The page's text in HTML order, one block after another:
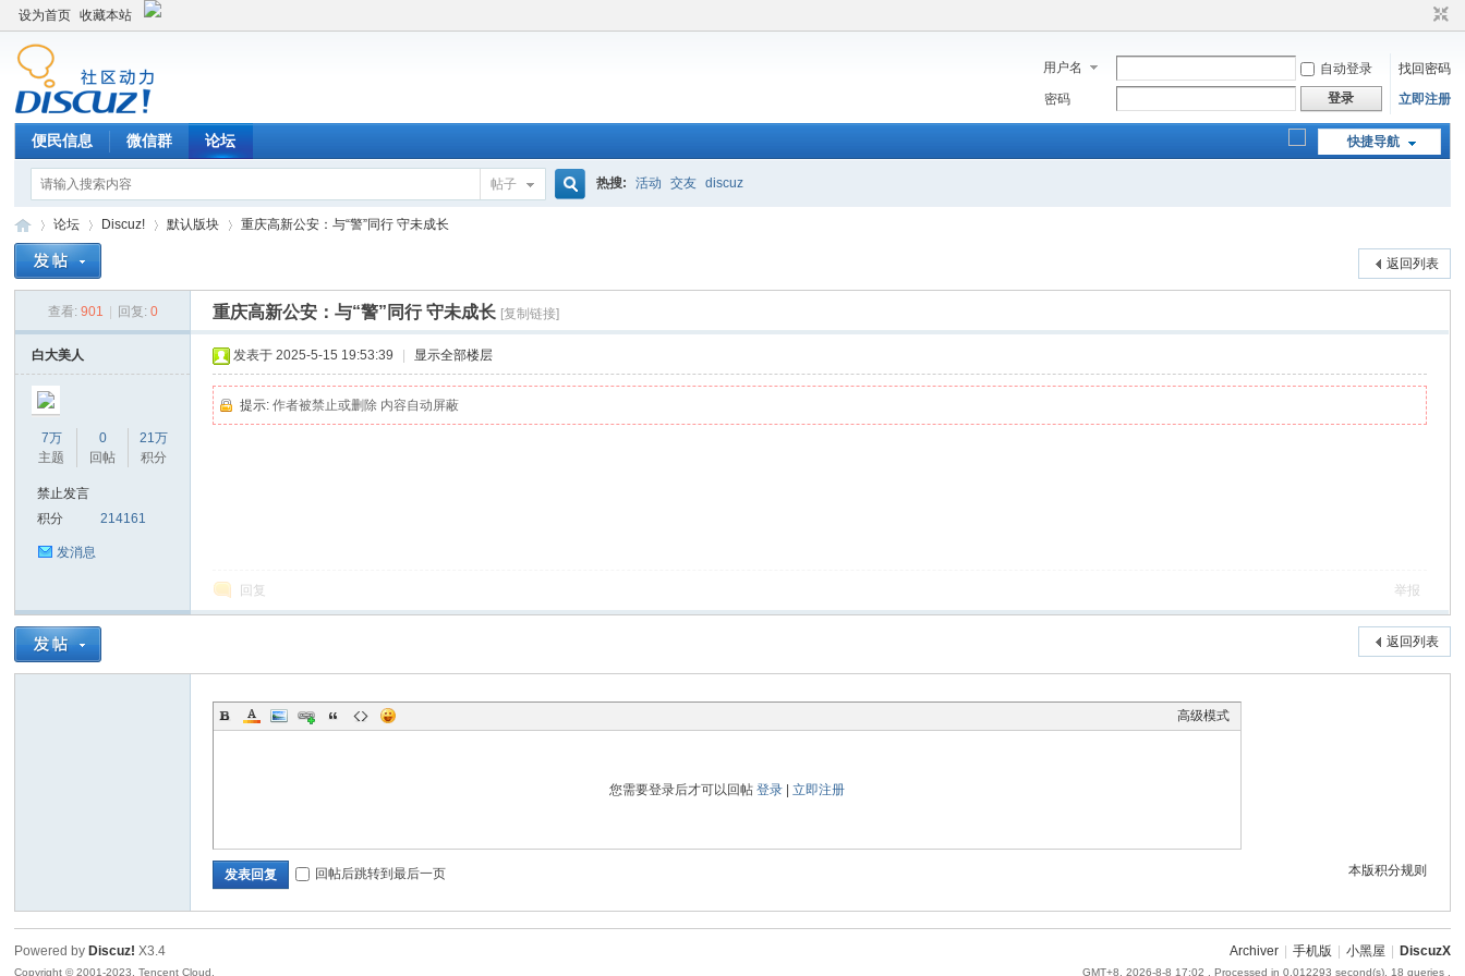
设为首页 收藏本站
用户名 自动登录
找回密码
密码
登录 立即注册
快捷导航
便民信息 微信群 论坛
帖子
索
热搜: 活动 交友 discuz
Bo
论坛
›
Discuz!
›
默认版块
›
重庆高新公安：与“警”同行 守未成长
返回列表
查看: 901 回复: 0 重庆高新公安：与“警”同行 守未成长 [复制链接]
白大美人
7万
主题
0
回帖
21万
积分
禁止发言
积分
214161
发消息
发表于 2025-5-15 19:53:39 显示全部楼层
提示:作者被禁止或删除 内容自动屏蔽
回复 举报
返回列表
高级模式
您需要登录后才可以回帖登录 |立即注册
本版积分规则
发表回复 回帖后跳转到最后一页
Archiver 手机版 小黑屋 DiscuzX
GMT+8, 2026-8-8 17:02 , Processed in 0.012293 second(s), 18 queries .
Powered by Discuz! X3.4
Copyright © 2001-2023, Tencent Cloud.